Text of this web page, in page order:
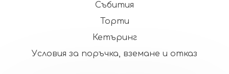
Събития
Торти
Кетъринг
Условия за поръчка, вземане и отказ